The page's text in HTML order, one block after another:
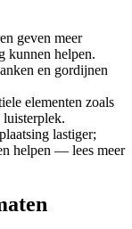
geven meer
kunnen helpen.
en gordijnen
elementen zoals
luisterplek.
lastiger;
helpen — lees meer